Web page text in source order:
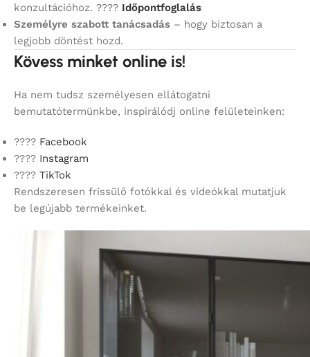
konzultációhoz. ???? Időpontfoglalás
Személyre szabott tanácsadás – hogy biztosan a
legjobb döntést hozd.
Kövess minket online is!
Ha nem tudsz személyesen ellátogatni
bemutatótermünkbe, inspirálódj online felületeinken:
???? Facebook
???? Instagram
???? TikTok
Rendszeresen frissülő fotókkal és videókkal mutatjuk
be legújabb termékeinket.